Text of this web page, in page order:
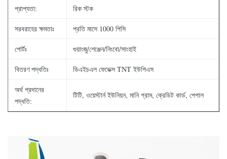
প্রাপ্যতা: রিক স্টক
সরবরাহের ক্ষমতাঃ প্রতি মাসে 1000 পিসি
পোর্টঃ গুয়াংজু/শেঞ্জেন/নিংবো/সাংহাই
বিতরণ পদ্ধতিঃ ডিএইচএল ফেডেক্স TNT ইউপিএস
অর্থ প্রদানের
পদ্ধতি:
টিটি, ওয়েস্টার্ন ইউনিয়ন, মানি গ্রাম, ক্রেডিট কার্ড, পেপাল